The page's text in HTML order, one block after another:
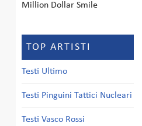
Million Dollar Smile
TOP ARTISTI
Testi Ultimo
Testi Pinguini Tattici Nucleari
Testi Vasco Rossi